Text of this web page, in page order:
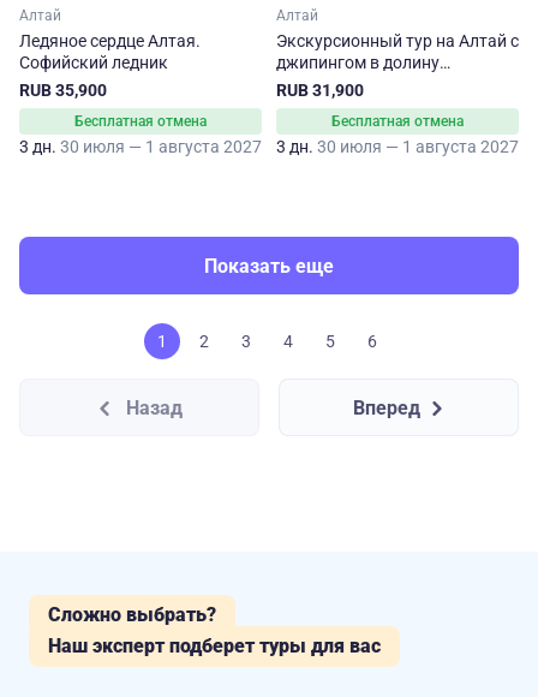
Алтай
Ледяное сердце Алтая.
Софийский ледник
RUB 35,900
Бесплатная отмена
3 дн. 30 июля — 1 августа 2027
Алтай
Экскурсионный тур на Алтай с
джипингом в долину
Чулышмана
RUB 31,900
Бесплатная отмена
3 дн. 30 июля — 1 августа 2027
Показать еще
1 2 3 4 5 6
Назад Вперед
Сложно выбрать?
Наш эксперт подберет туры для вас